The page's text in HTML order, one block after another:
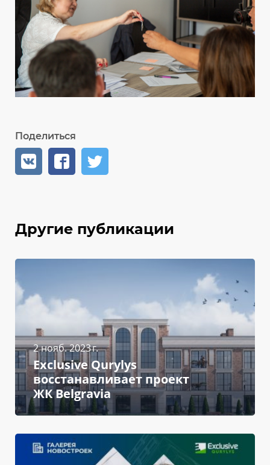
Поделиться
Другие публикации
2 нояб. 2023 г.
Exclusive Qurylys
восстанавливает проект
ЖК Belgravia